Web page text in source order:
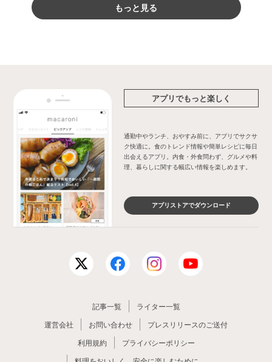
もっと見る
アプリでもっと楽しく
通勤中やランチ、おやすみ前に、アプリでサクサ
ク快適に。食のトレンド情報や簡単レシピに毎日
出会えるアプリ。内食・外食問わず、グルメや料
理、暮らしに関する幅広い情報を楽しめます。
アプリストアでダウンロード
記事一覧
ライター一覧
運営会社
お問い合わせ
プレスリリースのご送付
利用規約
プライバシーポリシー